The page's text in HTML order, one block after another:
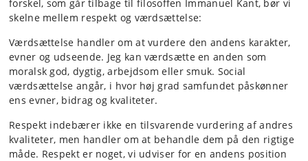
forskel, som går tilbage til filosoffen Immanuel Kant, bør vi
skelne mellem respekt og værdsættelse:
Værdsættelse handler om at vurdere den andens karakter,
evner og udseende. Jeg kan værdsætte en anden som
moralsk god, dygtig, arbejdsom eller smuk. Social
værdsættelse angår, i hvor høj grad samfundet påskønner
ens evner, bidrag og kvaliteter.
Respekt indebærer ikke en tilsvarende vurdering af andres
kvaliteter, men handler om at behandle dem på den rigtige
måde. Respekt er noget, vi udviser for en andens position